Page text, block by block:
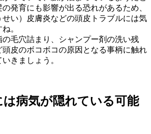
発育にも影響が出る恐れがあるため、
い）皮膚炎などの頭皮トラブルには気
。
毛穴詰まり、シャンプー剤の洗い残
頭皮のボコボコの原因となる事柄に触れ
きましょう。
病気が隠れている可能